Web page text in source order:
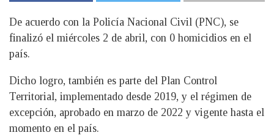
De acuerdo con la Policía Nacional Civil (PNC), se
finalizó el miércoles 2 de abril, con 0 homicidios en el
país.
Dicho logro, también es parte del Plan Control
Territorial, implementado desde 2019, y el régimen de
excepción, aprobado en marzo de 2022 y vigente hasta el
momento en el país.